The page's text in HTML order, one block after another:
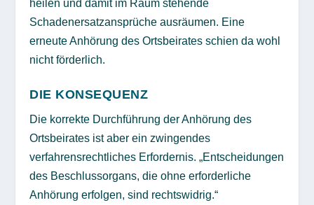
heilen und damit im Raum stehende
Schadenersatzansprüche ausräumen. Eine
erneute Anhörung des Ortsbeirates schien da wohl
nicht förderlich.
DIE KONSEQUENZ
Die korrekte Durchführung der Anhörung des
Ortsbeirates ist aber ein zwingendes
verfahrensrechtliches Erfordernis. „Entscheidungen
des Beschlussorgans, die ohne erforderliche
Anhörung erfolgen, sind rechtswidrig.“